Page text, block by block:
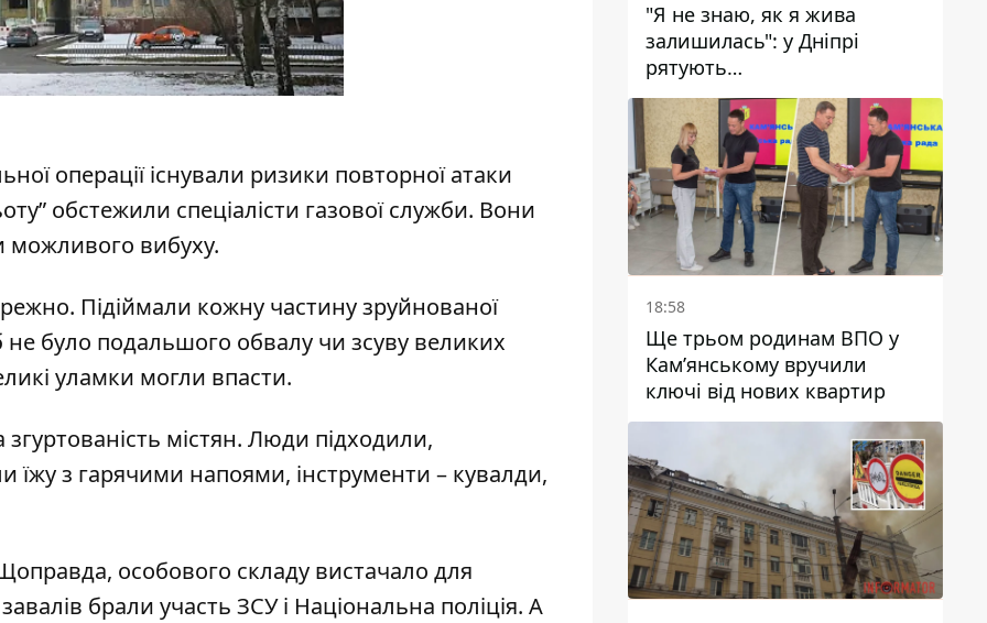
операції існували ризики повторної атаки
обстежили спеціалісти газової служби. Вони
можливого вибуху.
Підіймали кожну частину зруйнованої
було подальшого обвалу чи зсуву великих
уламки могли впасти.
містян. Люди підходили,
з гарячими напоями, інструменти – кувалди,
особового складу вистачало для
брали участь ЗСУ і Національна поліція. А
"Я не знаю, як я жива
залишилась": у Дніпрі
рятують
військовослужбовицю та
мати чотирьох дітей, яку
поранив КАБ
18:58
Ще трьом родинам ВПО у
Кам’янському вручили
ключі від нових квартир